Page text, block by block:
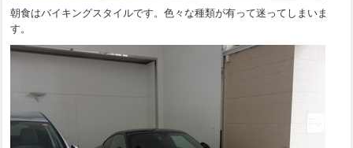
朝食はバイキングスタイルです。色々な種類が有って迷ってしまいま
す。